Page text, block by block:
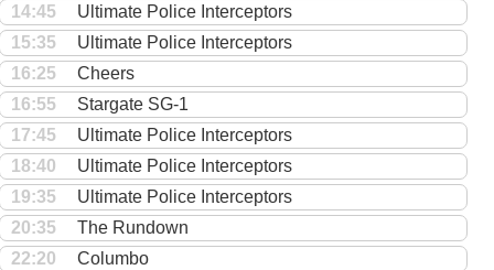
14:45
Ultimate Police Interceptors
15:35
Ultimate Police Interceptors
16:25
Cheers
16:55
Stargate SG-1
17:45
Ultimate Police Interceptors
18:40
Ultimate Police Interceptors
19:35
Ultimate Police Interceptors
20:35
The Rundown
22:20
Columbo